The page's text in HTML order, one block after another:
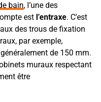
bain, l’une des
est l’entraxe. C’est
des trous de fixation
par exemple,
de 150 mm.
muraux respectant
être